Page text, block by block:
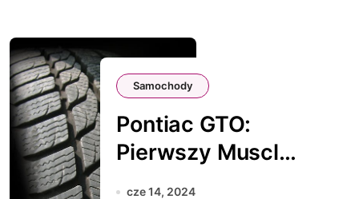
Samochody
Pontiac GTO:
Pierwszy Muscle
Car
cze 14, 2024